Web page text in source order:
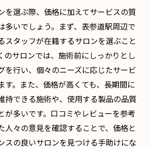
を選ぶ際、価格に加えてサービスの質
多いでしょう。まず、表参道駅周辺で
スタッフが在籍するサロンを選ぶこと
のサロンでは、施術前にしっかりとし
を行い、個々のニーズに応じたサービ
す。また、価格が高くても、長期間に
持できる施術や、使用する製品の品質
が多いです。口コミやレビューを参考
人々の意見を確認することで、価格と
スの良いサロンを見つける手助けにな